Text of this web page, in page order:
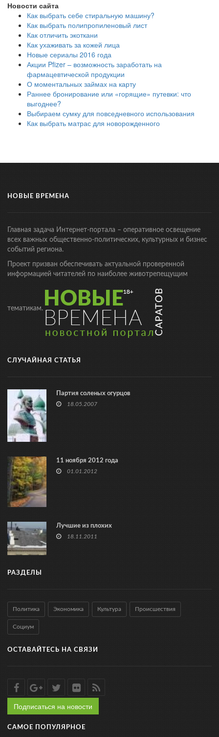
Новости сайта
Как выбрать себе стиральную машину?
Как выбрать полипропиленовый лист
Как отличить экоткани
Как ухаживать за кожей лица
Новые сериалы 2016 года
Акции Pfizer – возможность заработать на
фармацевтической продукции
О моментальных займах на карту
Раннее бронирование или «горящие» путевки: что
выгоднее?
Выбираем сумку для повседневного использования
Как выбрать матрас для новорожденного
НОВЫЕ ВРЕМЕНА
Главная задача Интернет-портала – оперативное освещение
всех важных общественно-политических, культурных и бизнес
событий региона.
Проект призван обеспечивать актуальной проверенной
информацией читателей по наиболее животрепещущим
тематикам.
СЛУЧАЙНАЯ СТАТЬЯ
Партия соленых огурцов
18.05.2007
11 ноября 2012 года
01.01.2012
Лучшие из плохих
18.11.2011
РАЗДЕЛЫ
Политика Экономика Культура Происшествия
Социум
ОСТАВАЙТЕСЬ НА СВЯЗИ
Подписаться на новости
САМОЕ ПОПУЛЯРНОЕ